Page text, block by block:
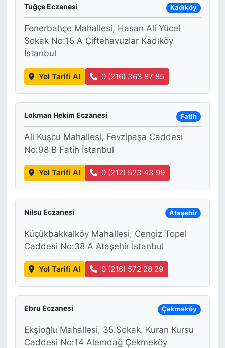
Tuğçe Eczanesi Kadıköy
Fenerbahçe Mahallesi, Hasan Ali Yücel
Sokak No:15 A Çiftehavuzlar Kadıköy
İstanbul
Yol Tarifi Al 0 (216) 363 87 85
Lokman Hekim Eczanesi Fatih
Ali Kuşcu Mahallesi, Fevzipaşa Caddesi
No:98 B Fatih İstanbul
Yol Tarifi Al 0 (212) 523 43 99
Nilsu Eczanesi Ataşehir
Küçükbakkalköy Mahallesi, Cengiz Topel
Caddesi No:38 A Ataşehir İstanbul
Yol Tarifi Al 0 (216) 572 28 29
Ebru Eczanesi Çekmeköy
Ekşioğlu Mahallesi, 35.Sokak, Kuran Kursu
Caddesi No:14 Alemdağ Çekmeköy